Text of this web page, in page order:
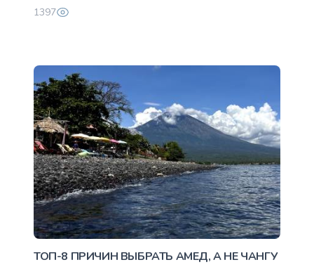
40 единоразово
1397
ТОП-8 ПРИЧИН ВЫБРАТЬ АМЕД, А НЕ ЧАНГУ